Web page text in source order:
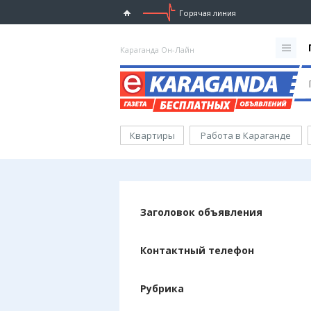
Горячая линия
Караганда Он-Лайн
Квартиры Работа в Караганде
Заголовок объявления
Контактный телефон
Рубрика